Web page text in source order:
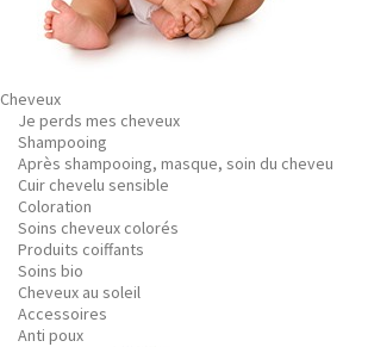
Cheveux
Je perds mes cheveux
Shampooing
Après shampooing, masque, soin du cheveu
Cuir chevelu sensible
Coloration
Soins cheveux colorés
Produits coiffants
Soins bio
Cheveux au soleil
Accessoires
Anti poux